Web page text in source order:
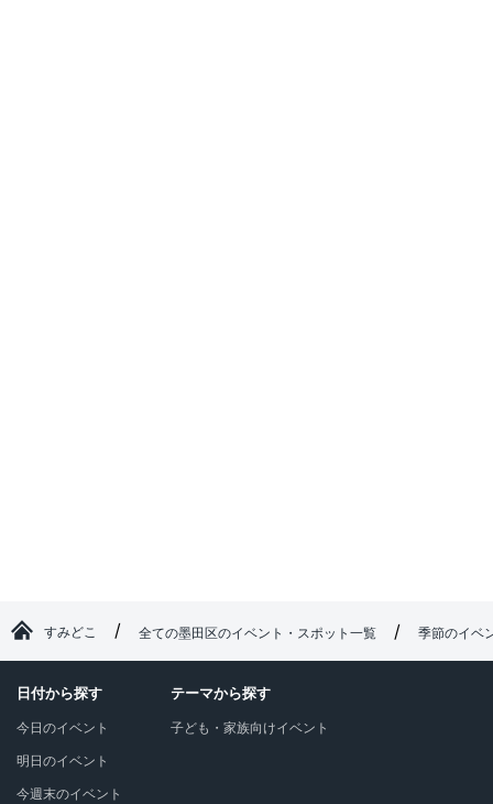
すみどこ 全ての墨田区のイベント・スポット一覧 季節のイベ
日付から探す
今日のイベント
明日のイベント
今週末のイベント
テーマから探す
子ども・家族向けイベント